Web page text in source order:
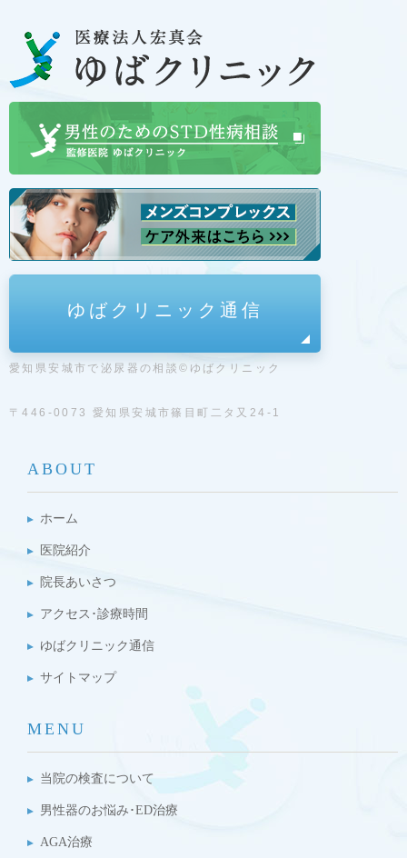
ゆばクリニック通信
愛知県安城市で泌尿器の相談©ゆばクリニック
〒446-0073 愛知県安城市篠目町二タ又24-1
ABOUT
ホーム
医院紹介
院長あいさつ
アクセス･診療時間
ゆばクリニック通信
サイトマップ
MENU
当院の検査について
男性器のお悩み･ED治療
AGA治療